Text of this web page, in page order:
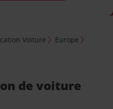
Voiture
Europe
de voiture